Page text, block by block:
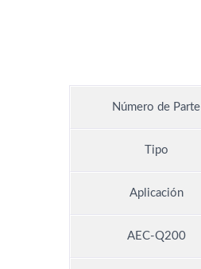
Número de Parte
Tipo
Aplicación
AEC-Q200